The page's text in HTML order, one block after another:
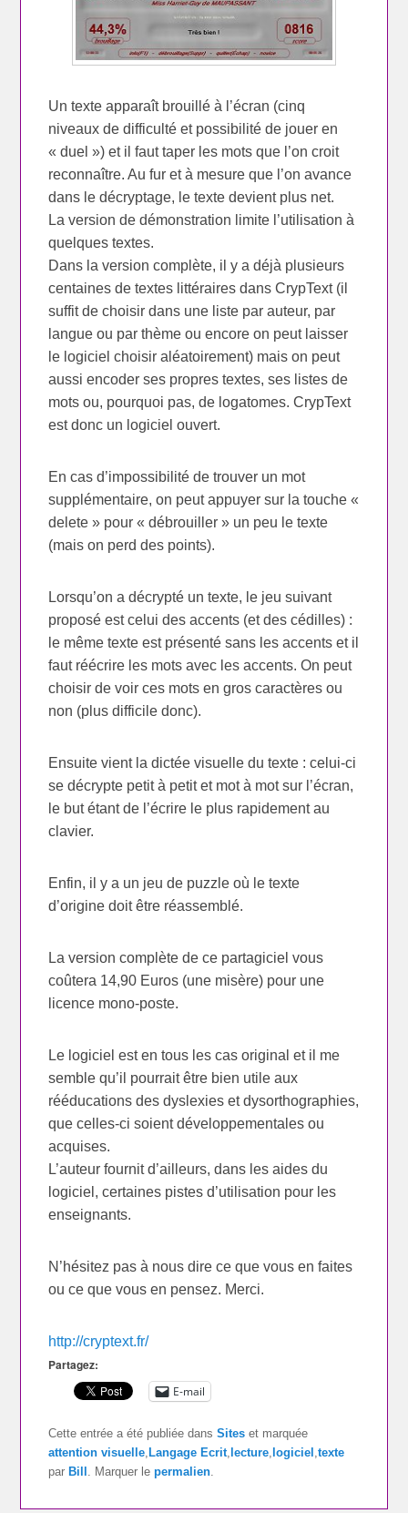
Un texte apparaît brouillé à l’écran (cinq
niveaux de difficulté et possibilité de jouer en
« duel ») et il faut taper les mots que l’on croit
reconnaître. Au fur et à mesure que l’on avance
dans le décryptage, le texte devient plus net.
La version de démonstration limite l’utilisation à
quelques textes.
Dans la version complète, il y a déjà plusieurs
centaines de textes littéraires dans CrypText (il
suffit de choisir dans une liste par auteur, par
langue ou par thème ou encore on peut laisser
le logiciel choisir aléatoirement) mais on peut
aussi encoder ses propres textes, ses listes de
mots ou, pourquoi pas, de logatomes. CrypText
est donc un logiciel ouvert.
En cas d’impossibilité de trouver un mot
supplémentaire, on peut appuyer sur la touche «
delete » pour « débrouiller » un peu le texte
(mais on perd des points).
Lorsqu’on a décrypté un texte, le jeu suivant
proposé est celui des accents (et des cédilles) :
le même texte est présenté sans les accents et il
faut réécrire les mots avec les accents. On peut
choisir de voir ces mots en gros caractères ou
non (plus difficile donc).
Ensuite vient la dictée visuelle du texte : celui-ci
se décrypte petit à petit et mot à mot sur l’écran,
le but étant de l’écrire le plus rapidement au
clavier.
Enfin, il y a un jeu de puzzle où le texte
d’origine doit être réassemblé.
La version complète de ce partagiciel vous
coûtera 14,90 Euros (une misère) pour une
licence mono-poste.
Le logiciel est en tous les cas original et il me
semble qu’il pourrait être bien utile aux
rééducations des dyslexies et dysorthographies,
que celles-ci soient développementales ou
acquises.
L’auteur fournit d’ailleurs, dans les aides du
logiciel, certaines pistes d’utilisation pour les
enseignants.
N’hésitez pas à nous dire ce que vous en faites
ou ce que vous en pensez. Merci.
http://cryptext.fr/
Partagez:
E-mail
Cette entrée a été publiée dansSites et marquée
attention visuelle ,Langage Ecrit lecture logiciel ,texte
parBill . Marquer lepermalien